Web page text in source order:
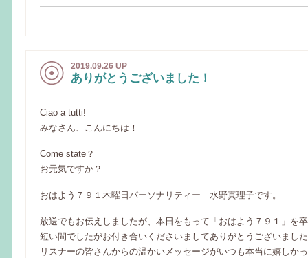
2019.09.26 UP
ありがとうございました！
Ciao a tutti!
みなさん、こんにちは！
Come state？
お元気ですか？
おはよう７９１木曜日パーソナリティー 水野真理子です。
放送でもお伝えしましたが、本日をもって「おはよう７９１」を
短い間でしたがお付き合いくださいましてありがとうございまし
リスナーの皆さんからの温かいメッセージがいつも本当に嬉しか